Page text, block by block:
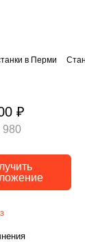
в Перми
₽
980